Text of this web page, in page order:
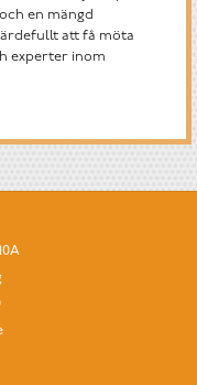
en mängd
att få möta
experter inom